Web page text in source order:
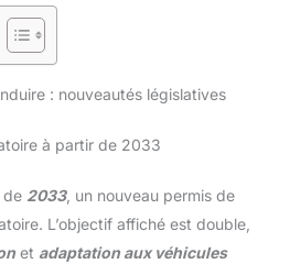
: nouveautés législatives
à partir de 2033
de 2033, un nouveau permis de
L’objectif affiché est double,
et adaptation aux véhicules